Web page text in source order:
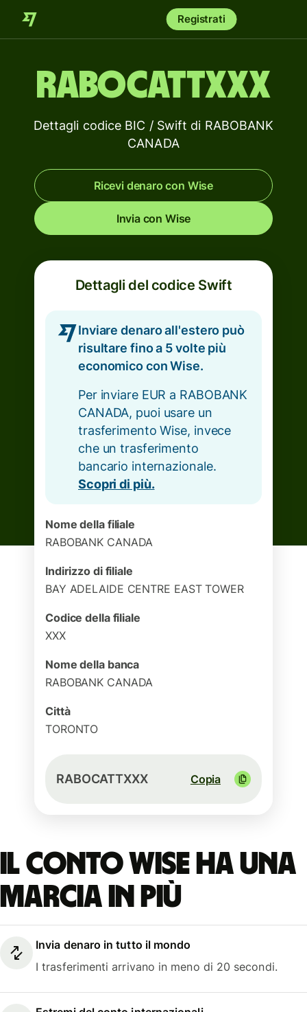
Registrati
RABOCATTXXX
Dettagli codice BIC / Swift di RABOBANK
CANADA
Ricevi denaro con Wise
Invia con Wise
Dettagli del codice Swift
Inviare denaro all'estero può
risultare fino a 5 volte più
economico con Wise.
Per inviare EUR a RABOBANK
CANADA, puoi usare un
trasferimento Wise, invece
che un trasferimento
bancario internazionale.
Scopri di più.
Nome della filiale
RABOBANK CANADA
Indirizzo di filiale
BAY ADELAIDE CENTRE EAST TOWER
Codice della filiale
XXX
Nome della banca
RABOBANK CANADA
Città
TORONTO
RABOCATTXXX Copia
Il conto Wise ha una
marcia in più
Invia denaro in tutto il mondo
I trasferimenti arrivano in meno di 20 secondi.